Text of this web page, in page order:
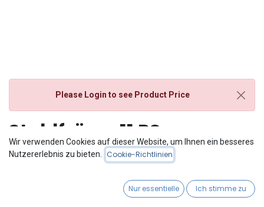
Please Login to see Product Price
Stahlfräser 11 RS
Doppelpack
Wir verwenden Cookies auf dieser Website, um Ihnen ein besseres
Nutzererlebnis zu bieten.
Cookie-Richtlinien
Nur essentielle Ich stimme zu